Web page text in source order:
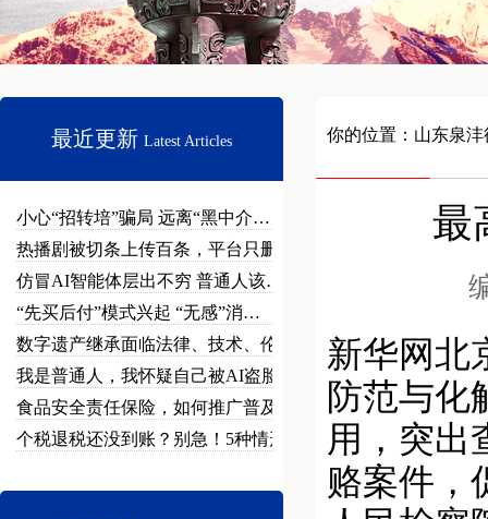
最近更新 Latest Articles
小心“招转培”骗局 远离“黑中介…
热播剧被切条上传百条，平台只删不…
仿冒AI智能体层出不穷 普通人该…
“先买后付”模式兴起 “无感”消…
数字遗产继承面临法律、技术、伦理…
我是普通人，我怀疑自己被AI盗脸…
食品安全责任保险，如何推广普及？
个税退税还没到账？别急！5种情形…
你的位置： 山东泉
最
新华网北
防范与化
用，突出
赂案件，